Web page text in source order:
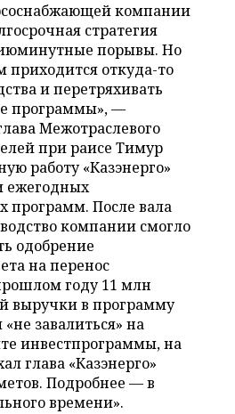
компании
стратегия
порывы. Но
приходится откуда-то
и перетряхивать
программы», —
Межотраслевого
при раисе Тимур
работу «Казэнерго»
ежегодных
программ. После вала
компании смогло
одобрение
на перенос
году 11 млн
выручки в программу
завалиться» на
инвестпрограммы, на
глава «Казэнерго»
Подробнее — в
времени».